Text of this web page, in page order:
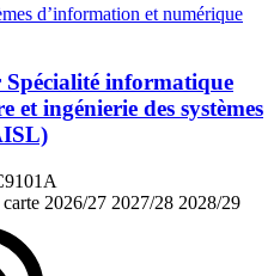
d’information et numérique
informatique
et ingénierie des systèmes
2026/27 2027/28 2028/29